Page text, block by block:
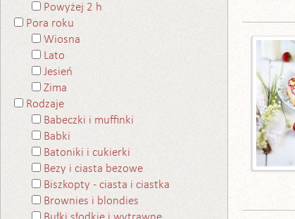
Powyżej 2 h
Pora roku
Wiosna
Lato
Jesień
Zima
Rodzaje
Babeczki i muffinki
Babki
Batoniki i cukierki
Bezy i ciasta bezowe
Biszkopty - ciasta i ciastka
Brownies i blondies